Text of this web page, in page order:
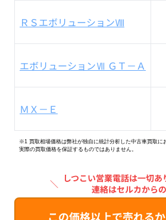
ＲＳエボリューションⅧ
エボリューションⅦ ＧＴ－Ａ
ＭＸ－Ｅ
※1 買取相場価格は弊社が独自に統計分析した中古車買取に
実際の買取価格を保証するものではありません。
＼ しつこい営業電話は一切あ
連絡はセルカから
この価格以上で売れる